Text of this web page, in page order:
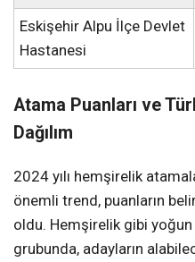
Eskişehir Alpu İlçe Devlet
Hastanesi
Atama Puanları ve
Dağılım
2024 yılı hemşirelik
önemli trend, puanların
oldu. Hemşirelik gibi
grubunda, adayların